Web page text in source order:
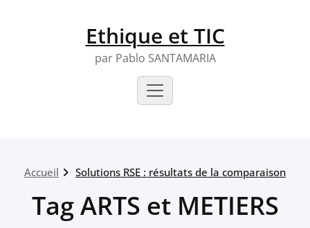
Ethique et TIC
par Pablo SANTAMARIA
Accueil Solutions RSE : résultats de la comparaison
Tag ARTS et METIERS